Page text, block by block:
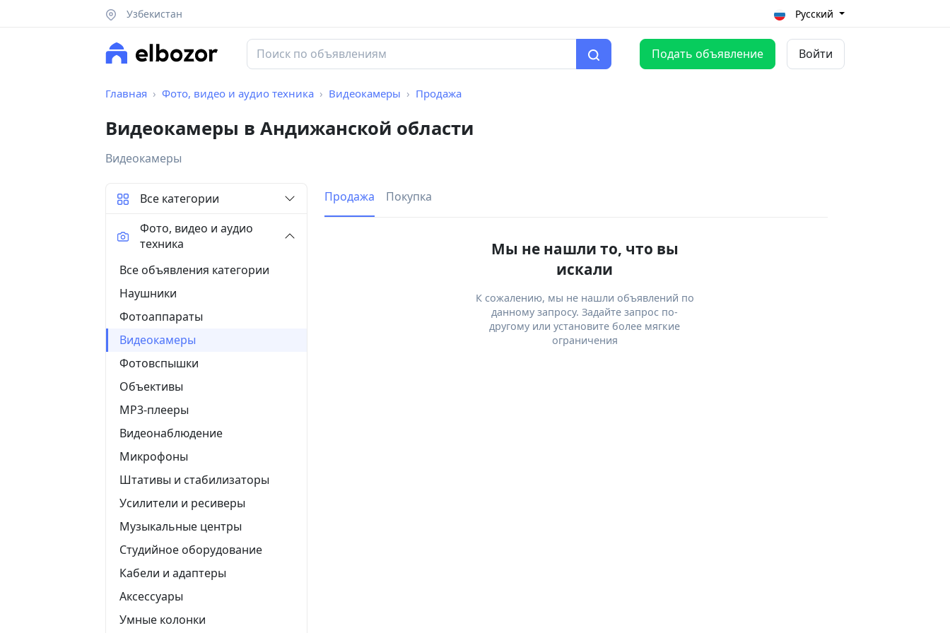
Узбекистан Русский
Подать объявление Войти
Главная Фото, видео и аудио техника Видеокамеры Продажа
Видеокамеры в Андижанской области
Видеокамеры
Продажа Покупка
Мы не нашли то, что вы
искали
К сожалению, мы не нашли объявлений по
данному запросу. Задайте запрос по-
другому или установите более мягкие
ограничения
Все категории
Фото, видео и аудио
техника
Все объявления категории
Наушники
Фотоаппараты
Видеокамеры
Фотовспышки
Объективы
MP3-плееры
Видеонаблюдение
Микрофоны
Штативы и стабилизаторы
Усилители и ресиверы
Музыкальные центры
Студийное оборудование
Кабели и адаптеры
Аксессуары
Умные колонки